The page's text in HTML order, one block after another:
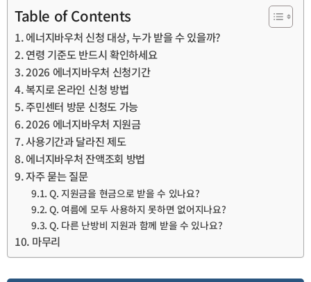
Table of Contents
에너지바우처 신청 대상, 누가 받을 수 있을까?
연령 기준도 반드시 확인하세요
2026 에너지바우처 신청기간
복지로 온라인 신청 방법
주민센터 방문 신청도 가능
2026 에너지바우처 지원금
사용기간과 달라진 제도
에너지바우처 잔액조회 방법
자주 묻는 질문
Q. 지원금을 현금으로 받을 수 있나요?
Q. 여름에 모두 사용하지 못하면 없어지나요?
Q. 다른 난방비 지원과 함께 받을 수 있나요?
마무리